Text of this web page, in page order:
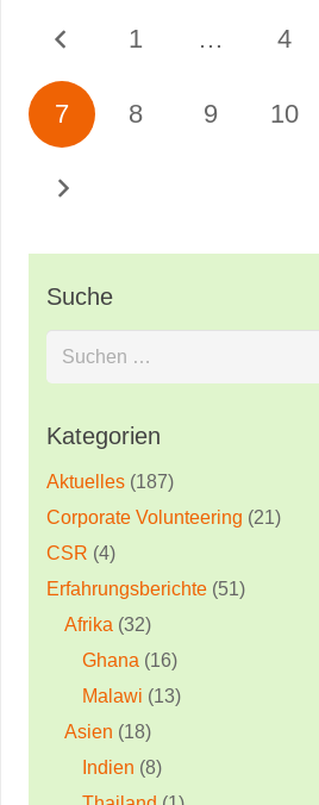
1 … 4
7 8 9 10
Suche
Suchen
nach:
Kategorien
Aktuelles (187)
Corporate Volunteering (21)
CSR (4)
Erfahrungsberichte (51)
Afrika (32)
Ghana (16)
Malawi (13)
Asien (18)
Indien (8)